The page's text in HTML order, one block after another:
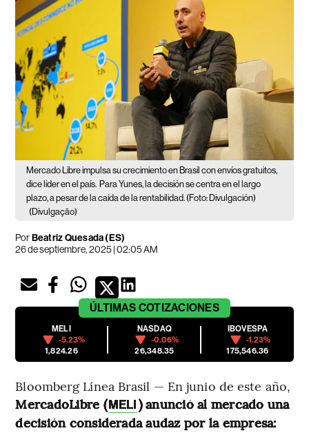
Mercado Libre impulsa su crecimiento en Brasil con envíos gratuitos,
dice líder en el país. Para Yunes, la decisión se centra en el largo
plazo, a pesar de la caída de la rentabilidad. (Foto: Divulgación)
(Divulgação)
PorBeatriz Quesada (ES)
26 de septiembre, 2025 | 02:05 AM
ÚLTIMAS COTIZACIONES
MELI
-5.23%
1,824.26
NASDAQ
-0.06%
26,348.35
IBOVESPA
-1.23%
175,546.36
Bloomberg Línea Brasil — En junio de este año,
MercadoLibre (MELI) anunció al mercado una
decisión considerada audaz por la empresa: